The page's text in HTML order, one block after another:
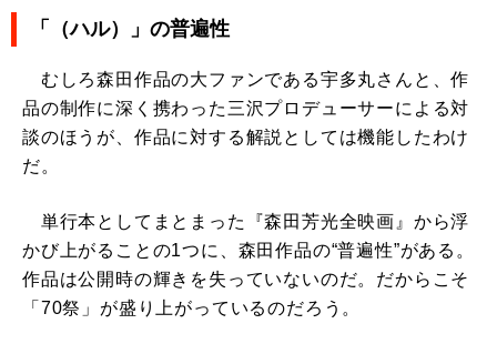
「（ハル）」の普遍性
むしろ森田作品の大ファンである宇多丸さんと、作
品の制作に深く携わった三沢プロデューサーによる対
談のほうが、作品に対する解説としては機能したわけ
だ。
単行本としてまとまった『森田芳光全映画』から浮
かび上がることの1つに、森田作品の“普遍性”がある。
作品は公開時の輝きを失っていないのだ。だからこそ
「70祭」が盛り上がっているのだろう。